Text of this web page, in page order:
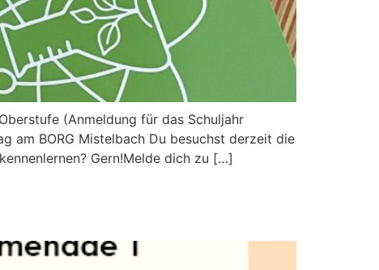
(Anmeldung für das Schuljahr
am BORG Mistelbach Du besuchst derzeit die
Gern!Melde dich zu […]